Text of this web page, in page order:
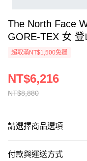
The North Face
GORE-TEX 女
超取滿NT$1,500免運
NT$8,880
NT$6,216
請選擇商品選項
付款與運送方式